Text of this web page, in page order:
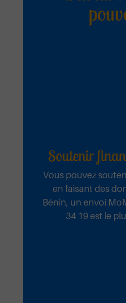
Soutenir
Vous pouvez
en faisant des
Bénin, un envoi
34 19 est le
Ta